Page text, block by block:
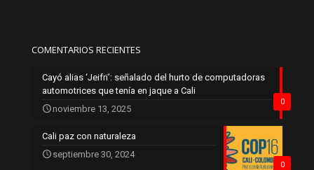
COMENTARIOS RECIENTES
0
Cayó alias ‘Jeifri’: señalado del hurto de computadoras
automotrices que tenía en jaque a Cali
noviembre 13, 2025
0
Cali paz con naturaleza
septiembre 30, 2024